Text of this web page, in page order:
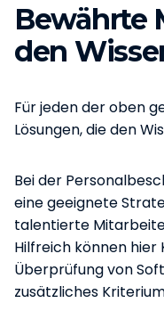
Bewährte
den
Für jeden der oben
Lösungen, die den
Bei der
eine geeignete
talentierte
Hilfreich können
Überprüfung von
zusätzliches